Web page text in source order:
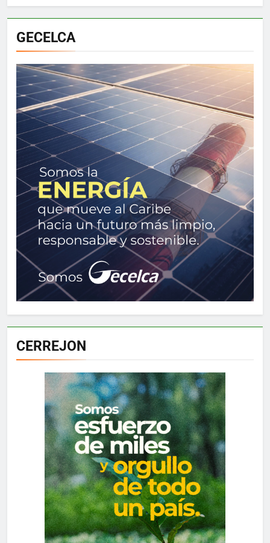
GECELCA
CERREJON